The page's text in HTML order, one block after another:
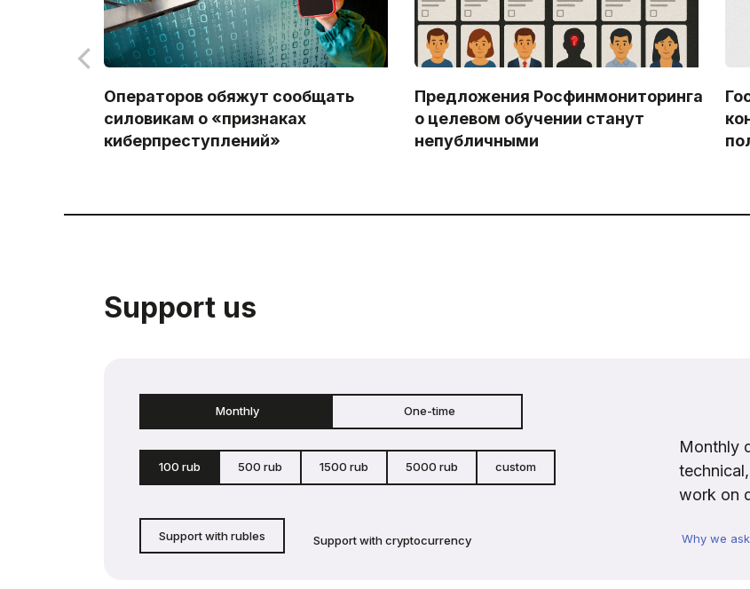
Операторов обяжут сообщать
силовикам о «признаках
киберпреступлений»
Предложения Росфинмониторинга
о целевом обучении станут
непубличными
Support us
Monthly One-time
100 rub 500 rub 1500 rub 5000 rub custom
Support with rubles Support with cryptocurrency
Monthly
work on
Why we